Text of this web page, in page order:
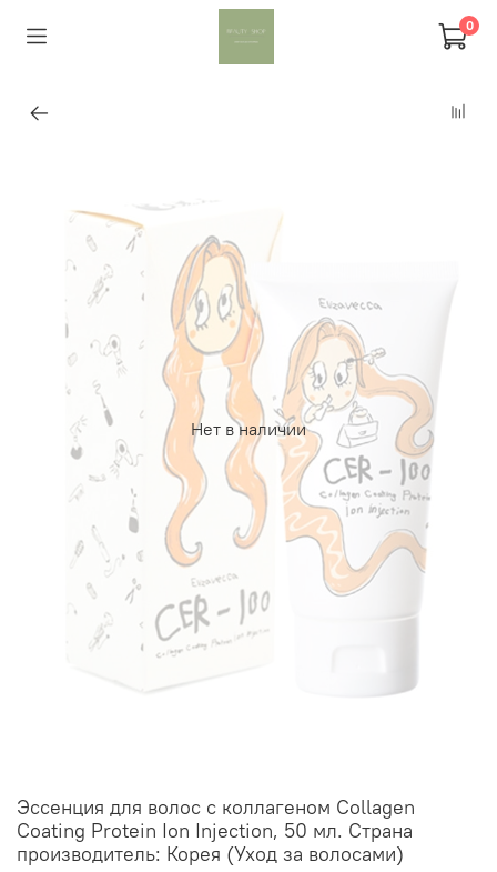
0
Нет в наличии
Эссенция для волос с коллагеном Collagen
Coating Protein Ion Injection, 50 мл. Страна
производитель: Корея (Уход за волосами)